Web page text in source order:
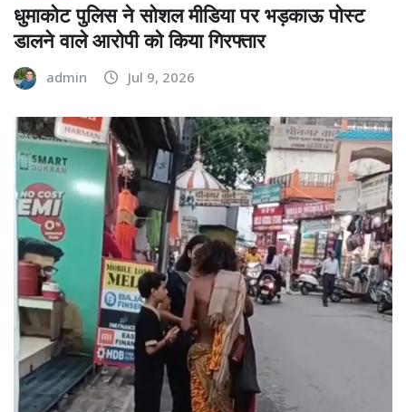
धुमाकोट पुलिस ने सोशल मीडिया पर भड़काऊ पोस्ट
डालने वाले आरोपी को किया गिरफ्तार
admin Jul 9, 2026